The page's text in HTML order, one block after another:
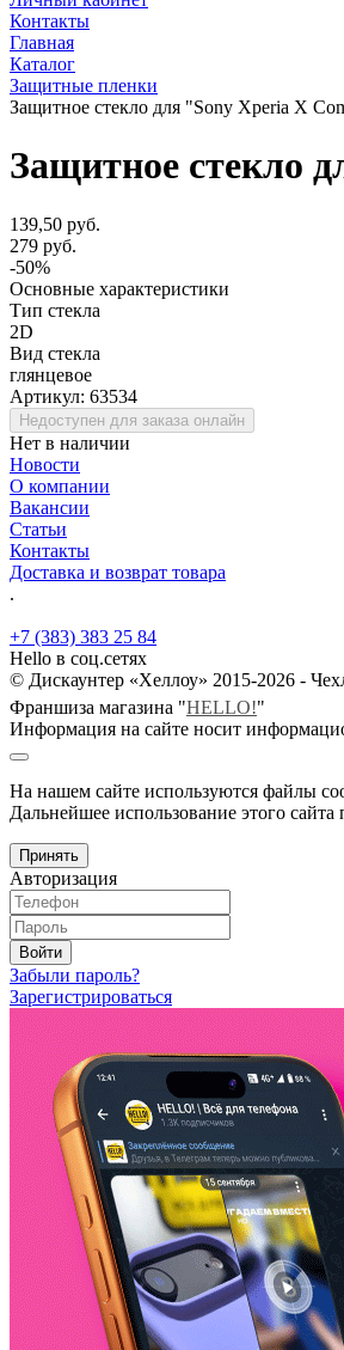
Контакты
Главная
Каталог
Защитные пленки
Защитное стекло для "Sony Xperia X
Защитное стекло
139,50 руб.
279 руб.
-50%
Основные характеристики
Тип стекла
2D
Вид стекла
глянцевое
Артикул: 63534
Недоступен для заказа онлайн
Нет в наличии
Новости
О компании
Вакансии
Статьи
Контакты
Доставка и возврат товара
.
+7 (383) 383 25 84
Hello в соц.сетях
© Дискаунтер «Хеллоу» 2015-2026 -
Франшиза магазина "HELLO!"
Информация на сайте носит
На нашем сайте используются файлы
Дальнейшее использование этого
Принять
Авторизация
Войти
Забыли пароль?
Зарегистрироваться